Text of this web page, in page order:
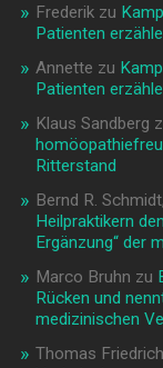
Frederikzu
Patienten
Annette zu
Patienten
Klaus Sandberg
Ritterstand
Bernd R.
Heilpraktikern
Ergänzung“ der
Marco Bruhn zu
Rücken und
medizinischen
Thomas Friedrich